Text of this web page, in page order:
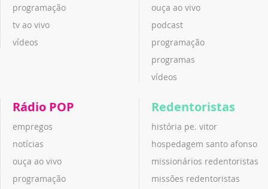
programação
tv ao vivo
vídeos
ouça ao vivo
podcast
programação
programas
vídeos
Rádio POP
empregos
notícias
ouça ao vivo
programação
Redentoristas
história pe. vitor
hospedagem santo afonso
missionários redentoristas
missões redentoristas